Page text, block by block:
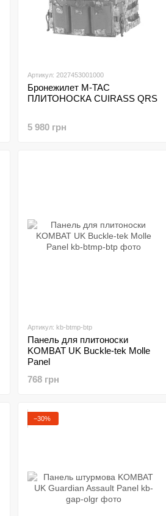
Артикул: 2027453001000
Бронежилет M-TAC
ПЛИТОНОСКА CUIRASS QRS
5 980 грн
Артикул: kb-btmp-btp
Панель для плитоноски
KOMBAT UK Buckle-tek Molle
Panel
768 грн
−30%